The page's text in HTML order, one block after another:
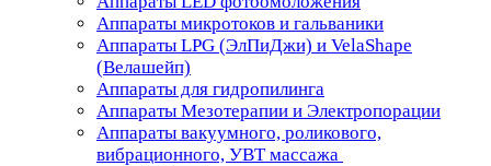
Аппараты микротоков и гальваники
Аппараты LPG (ЭлПиДжи) и VelaShape
(Велашейп)
Аппараты для гидропилинга
Аппараты Мезотерапии и Электропорации
Аппараты вакуумного, роликового,
вибрационного, УВТ массажа